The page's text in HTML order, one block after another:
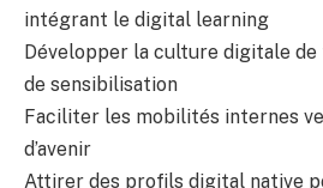
intégrant le digital learning
Développer la culture digitale de
de sensibilisation
Faciliter les mobilités internes
d’avenir
Attirer des profils digital native